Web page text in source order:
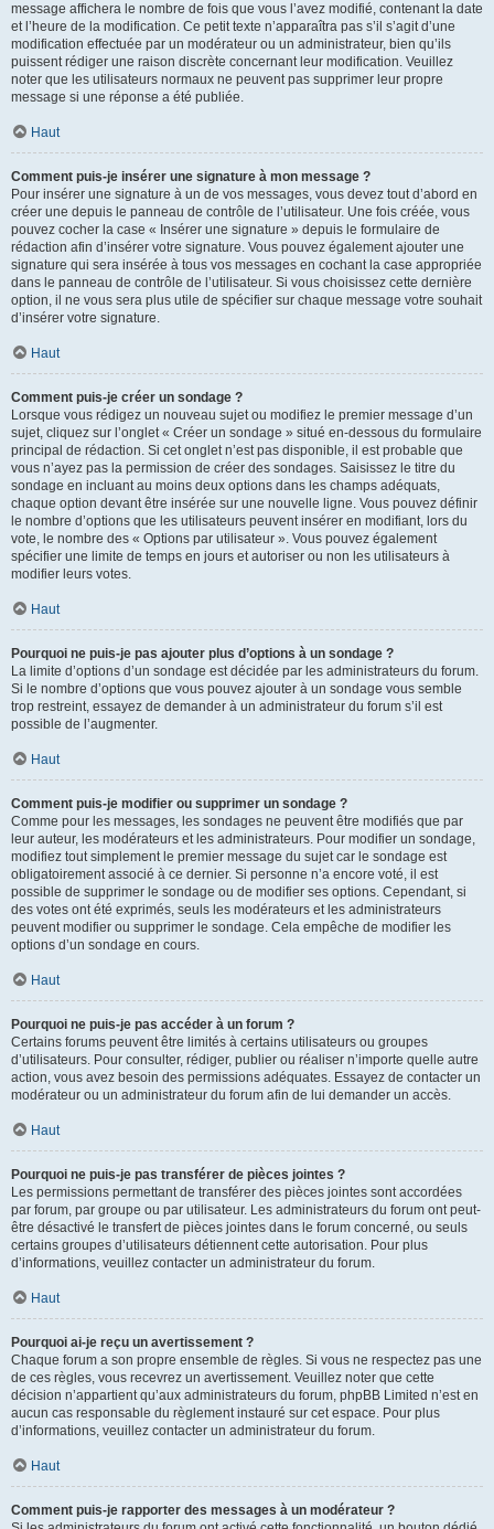
message affichera le nombre de fois que vous l’avez modifié, contenant la date
et l’heure de la modification. Ce petit texte n’apparaîtra pas s’il s’agit d’une
modification effectuée par un modérateur ou un administrateur, bien qu’ils
puissent rédiger une raison discrète concernant leur modification. Veuillez
noter que les utilisateurs normaux ne peuvent pas supprimer leur propre
message si une réponse a été publiée.
Haut
Comment puis-je insérer une signature à mon message ?
Pour insérer une signature à un de vos messages, vous devez tout d’abord en
créer une depuis le panneau de contrôle de l’utilisateur. Une fois créée, vous
pouvez cocher la case « Insérer une signature » depuis le formulaire de
rédaction afin d’insérer votre signature. Vous pouvez également ajouter une
signature qui sera insérée à tous vos messages en cochant la case appropriée
dans le panneau de contrôle de l’utilisateur. Si vous choisissez cette dernière
option, il ne vous sera plus utile de spécifier sur chaque message votre souhait
d’insérer votre signature.
Haut
Comment puis-je créer un sondage ?
Lorsque vous rédigez un nouveau sujet ou modifiez le premier message d’un
sujet, cliquez sur l’onglet « Créer un sondage » situé en-dessous du formulaire
principal de rédaction. Si cet onglet n’est pas disponible, il est probable que
vous n’ayez pas la permission de créer des sondages. Saisissez le titre du
sondage en incluant au moins deux options dans les champs adéquats,
chaque option devant être insérée sur une nouvelle ligne. Vous pouvez définir
le nombre d’options que les utilisateurs peuvent insérer en modifiant, lors du
vote, le nombre des « Options par utilisateur ». Vous pouvez également
spécifier une limite de temps en jours et autoriser ou non les utilisateurs à
modifier leurs votes.
Haut
Pourquoi ne puis-je pas ajouter plus d’options à un sondage ?
La limite d’options d’un sondage est décidée par les administrateurs du forum.
Si le nombre d’options que vous pouvez ajouter à un sondage vous semble
trop restreint, essayez de demander à un administrateur du forum s’il est
possible de l’augmenter.
Haut
Comment puis-je modifier ou supprimer un sondage ?
Comme pour les messages, les sondages ne peuvent être modifiés que par
leur auteur, les modérateurs et les administrateurs. Pour modifier un sondage,
modifiez tout simplement le premier message du sujet car le sondage est
obligatoirement associé à ce dernier. Si personne n’a encore voté, il est
possible de supprimer le sondage ou de modifier ses options. Cependant, si
des votes ont été exprimés, seuls les modérateurs et les administrateurs
peuvent modifier ou supprimer le sondage. Cela empêche de modifier les
options d’un sondage en cours.
Haut
Pourquoi ne puis-je pas accéder à un forum ?
Certains forums peuvent être limités à certains utilisateurs ou groupes
d’utilisateurs. Pour consulter, rédiger, publier ou réaliser n’importe quelle autre
action, vous avez besoin des permissions adéquates. Essayez de contacter un
modérateur ou un administrateur du forum afin de lui demander un accès.
Haut
Pourquoi ne puis-je pas transférer de pièces jointes ?
Les permissions permettant de transférer des pièces jointes sont accordées
par forum, par groupe ou par utilisateur. Les administrateurs du forum ont peut-
être désactivé le transfert de pièces jointes dans le forum concerné, ou seuls
certains groupes d’utilisateurs détiennent cette autorisation. Pour plus
d’informations, veuillez contacter un administrateur du forum.
Haut
Pourquoi ai-je reçu un avertissement ?
Chaque forum a son propre ensemble de règles. Si vous ne respectez pas une
de ces règles, vous recevrez un avertissement. Veuillez noter que cette
décision n’appartient qu’aux administrateurs du forum, phpBB Limited n’est en
aucun cas responsable du règlement instauré sur cet espace. Pour plus
d’informations, veuillez contacter un administrateur du forum.
Haut
Comment puis-je rapporter des messages à un modérateur ?